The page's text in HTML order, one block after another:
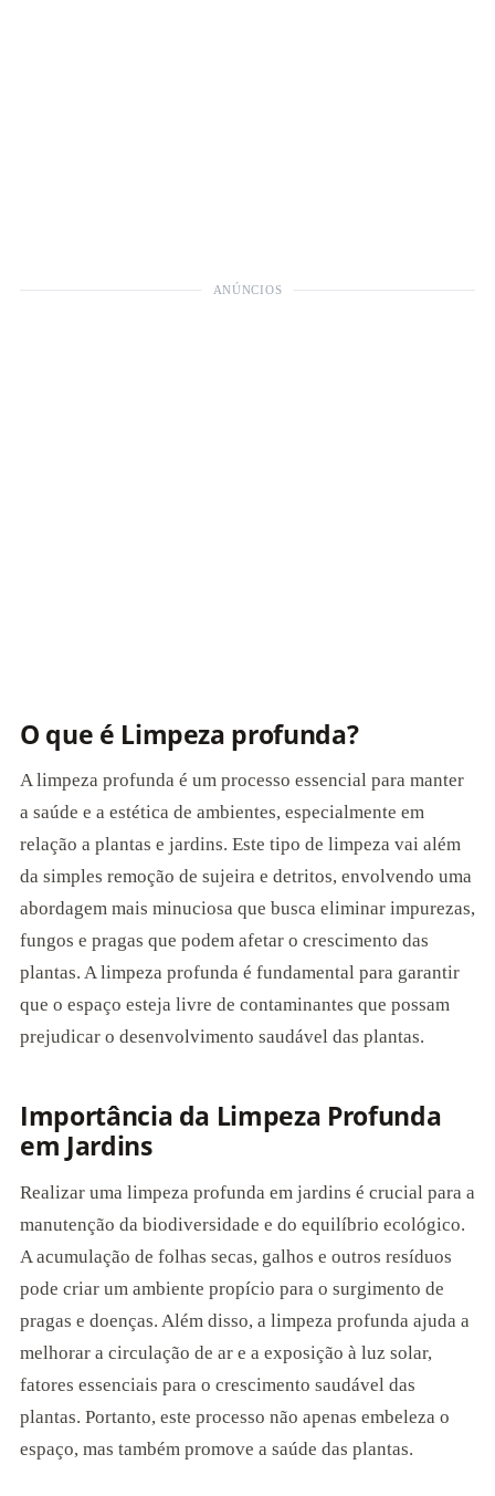
ANÚNCIOS
O que é Limpeza profunda?
A limpeza profunda é um processo essencial para manter
a saúde e a estética de ambientes, especialmente em
relação a plantas e jardins. Este tipo de limpeza vai além
da simples remoção de sujeira e detritos, envolvendo uma
abordagem mais minuciosa que busca eliminar impurezas,
fungos e pragas que podem afetar o crescimento das
plantas. A limpeza profunda é fundamental para garantir
que o espaço esteja livre de contaminantes que possam
prejudicar o desenvolvimento saudável das plantas.
Importância da Limpeza Profunda
em Jardins
Realizar uma limpeza profunda em jardins é crucial para a
manutenção da biodiversidade e do equilíbrio ecológico.
A acumulação de folhas secas, galhos e outros resíduos
pode criar um ambiente propício para o surgimento de
pragas e doenças. Além disso, a limpeza profunda ajuda a
melhorar a circulação de ar e a exposição à luz solar,
fatores essenciais para o crescimento saudável das
plantas. Portanto, este processo não apenas embeleza o
espaço, mas também promove a saúde das plantas.